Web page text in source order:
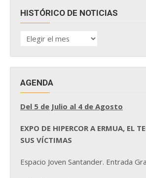
HISTÓRICO DE NOTICIAS
HISTÓRICO
DE
AGENDA
Del 5 de Julio al 4 de Agosto
EXPO DE HIPERCOR A ERMUA, EL
SUS VÍCTIMAS
Espacio Joven Santander. Entrada